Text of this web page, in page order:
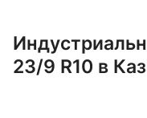
23/9 R10 в